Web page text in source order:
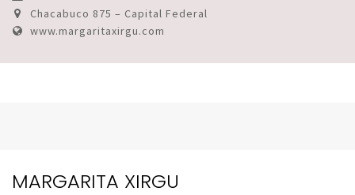
Chacabuco 875 – Capital Federal
www.margaritaxirgu.com
MARGARITA XIRGU